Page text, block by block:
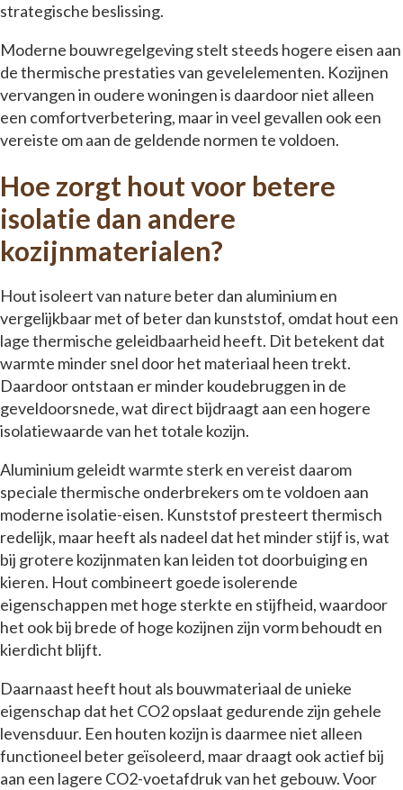
strategische beslissing.
Moderne bouwregelgeving stelt steeds hogere eisen aan
de thermische prestaties van gevelelementen. Kozijnen
vervangen in oudere woningen is daardoor niet alleen
een comfortverbetering, maar in veel gevallen ook een
vereiste om aan de geldende normen te voldoen.
Hoe zorgt hout voor betere
isolatie dan andere
kozijnmaterialen?
Hout isoleert van nature beter dan aluminium en
vergelijkbaar met of beter dan kunststof, omdat hout een
lage thermische geleidbaarheid heeft. Dit betekent dat
warmte minder snel door het materiaal heen trekt.
Daardoor ontstaan er minder koudebruggen in de
geveldoorsnede, wat direct bijdraagt aan een hogere
isolatiewaarde van het totale kozijn.
Aluminium geleidt warmte sterk en vereist daarom
speciale thermische onderbrekers om te voldoen aan
moderne isolatie-eisen. Kunststof presteert thermisch
redelijk, maar heeft als nadeel dat het minder stijf is, wat
bij grotere kozijnmaten kan leiden tot doorbuiging en
kieren. Hout combineert goede isolerende
eigenschappen met hoge sterkte en stijfheid, waardoor
het ook bij brede of hoge kozijnen zijn vorm behoudt en
kierdicht blijft.
Daarnaast heeft hout als bouwmateriaal de unieke
eigenschap dat het CO2 opslaat gedurende zijn gehele
levensduur. Een houten kozijn is daarmee niet alleen
functioneel beter geïsoleerd, maar draagt ook actief bij
aan een lagere CO2-voetafdruk van het gebouw. Voor